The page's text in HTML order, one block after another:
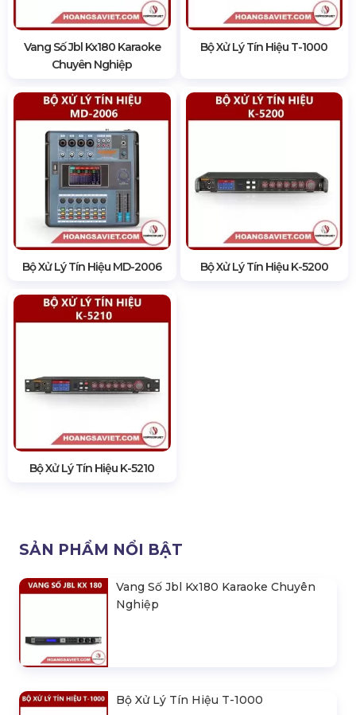
Vang Số Jbl Kx180 Karaoke
Chuyên Nghiệp
Bộ Xử Lý Tín Hiệu T-1000
Bộ Xử Lý Tín Hiệu MD-2006 Bộ Xử Lý Tín Hiệu K-5200
Bộ Xử Lý Tín Hiệu K-5210
SẢN PHẨM NỔI BẬT
Vang Số Jbl Kx180 Karaoke Chuyên
Nghiệp
Bộ Xử Lý Tín Hiệu T-1000